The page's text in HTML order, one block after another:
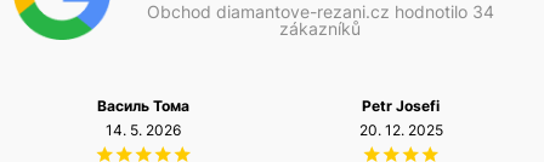
Obchod diamantove-rezani.cz hodnotilo 34
zákazníků
Василь Тома
14. 5. 2026
Petr Josefi
20. 12. 2025